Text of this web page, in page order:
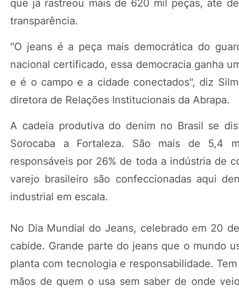
que já rastreou mais de 620 mil peças, até
transparência.
"O jeans é a peça mais democrática do
nacional certificado, essa democracia ganha
e é o campo e a cidade conectados", diz
diretora de Relações Institucionais da Abrapa.
A cadeia produtiva do denim no Brasil se
Sorocaba a Fortaleza. São mais de 5,4
responsáveis por 26% de toda a indústria de
varejo brasileiro são confeccionadas aqui
industrial em escala.
No Dia Mundial do Jeans, celebrado em 20
cabide. Grande parte do jeans que o mundo
planta com tecnologia e responsabilidade.
mãos de quem o usa sem saber de onde